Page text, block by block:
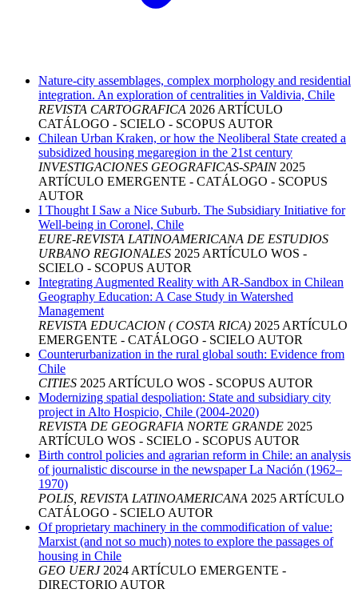
Nature-city assemblages, complex morphology and residential
integration. An exploration of centralities in Valdivia, Chile
REVISTA CARTOGRAFICA 2026 ARTÍCULO
CATÁLOGO - SCIELO - SCOPUS AUTOR
Chilean Urban Kraken, or how the Neoliberal State created a
subsidized housing megaregion in the 21st century
INVESTIGACIONES GEOGRAFICAS-SPAIN 2025
ARTÍCULO EMERGENTE - CATÁLOGO - SCOPUS
AUTOR
I Thought I Saw a Nice Suburb. The Subsidiary Initiative for
Well-being in Coronel, Chile
EURE-REVISTA LATINOAMERICANA DE ESTUDIOS
URBANO REGIONALES 2025 ARTÍCULO WOS -
SCIELO - SCOPUS AUTOR
Integrating Augmented Reality with AR-Sandbox in Chilean
Geography Education: A Case Study in Watershed
Management
REVISTA EDUCACION ( COSTA RICA) 2025 ARTÍCULO
EMERGENTE - CATÁLOGO - SCIELO AUTOR
Counterurbanization in the rural global south: Evidence from
Chile
CITIES 2025 ARTÍCULO WOS - SCOPUS AUTOR
Modernizing spatial despoliation: State and subsidiary city
project in Alto Hospicio, Chile (2004-2020)
REVISTA DE GEOGRAFIA NORTE GRANDE 2025
ARTÍCULO WOS - SCIELO - SCOPUS AUTOR
Birth control policies and agrarian reform in Chile: an analysis
of journalistic discourse in the newspaper La Nación (1962–
1970)
POLIS, REVISTA LATINOAMERICANA 2025 ARTÍCULO
CATÁLOGO - SCIELO AUTOR
Of proprietary machinery in the commodification of value:
Marxist (and not so much) notes to explore the passages of
housing in Chile
GEO UERJ 2024 ARTÍCULO EMERGENTE -
DIRECTORIO AUTOR